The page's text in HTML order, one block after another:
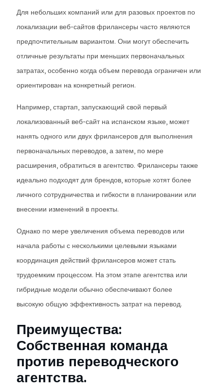
Для небольших компаний или для разовых проектов по
локализации веб-сайтов фрилансеры часто являются
предпочтительным вариантом. Они могут обеспечить
отличные результаты при меньших первоначальных
затратах, особенно когда объем перевода ограничен или
ориентирован на конкретный регион.
Например, стартап, запускающий свой первый
локализованный веб-сайт на испанском языке, может
нанять одного или двух фрилансеров для выполнения
первоначальных переводов, а затем, по мере
расширения, обратиться в агентство. Фрилансеры также
идеально подходят для брендов, которые хотят более
личного сотрудничества и гибкости в планировании или
внесении изменений в проекты.
Однако по мере увеличения объема переводов или
начала работы с несколькими целевыми языками
координация действий фрилансеров может стать
трудоемким процессом. На этом этапе агентства или
гибридные модели обычно обеспечивают более
высокую общую эффективность затрат на перевод.
Преимущества:
Собственная команда
против переводческого
агентства.